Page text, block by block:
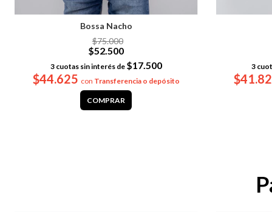
Bossa Nacho
$52.500
$75.000
$44.625 con Transferencia o depósito
3 cuotas sin interés de $17.500
COMPRAR
3